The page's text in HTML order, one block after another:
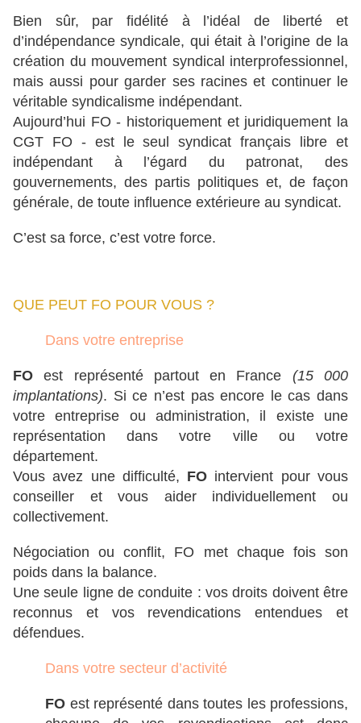
Bien sûr, par fidélité à l’idéal de liberté et
d’indépendance syndicale, qui était à l’origine de la
création du mouvement syndical interprofessionnel,
mais aussi pour garder ses racines et continuer le
véritable syndicalisme indépendant.
Aujourd’hui FO - historiquement et juridiquement la
CGT FO - est le seul syndicat français libre et
indépendant à l’égard du patronat, des
gouvernements, des partis politiques et, de façon
générale, de toute influence extérieure au syndicat.
C’est sa force, c’est votre force.
QUE PEUT FO POUR VOUS ?
Dans votre entreprise
FOest représenté partout en France (15 000
implantations). Si ce n’est pas encore le cas dans
votre entreprise ou administration, il existe une
représentation dans votre ville ou votre
département.
Vous avez une difficulté, FO intervient pour vous
conseiller et vous aider individuellement ou
collectivement.
Négociation ou conflit, FO met chaque fois son
poids dans la balance.
Une seule ligne de conduite : vos droits doivent être
reconnus et vos revendications entendues et
défendues.
Dans votre secteur d’activité
FO est représenté dans toutes les professions,